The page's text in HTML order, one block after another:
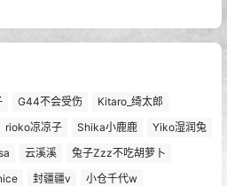
G44不会受伤
Kitaro_绮太郎
rioko凉凉子 Shika小鹿鹿
Yiko湿润兔
云溪溪
兔子Zzz不吃胡萝卜
封疆疆v
小仓千代w